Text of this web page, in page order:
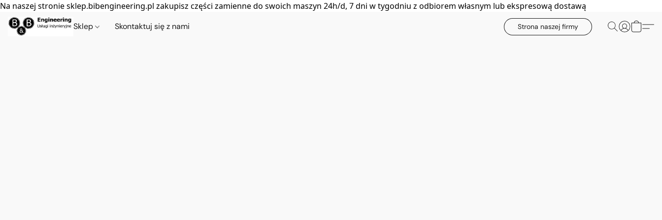
Na naszej stronie sklep.bibengineering.pl zakupisz części zamienne do swoich maszyn 24h/d, 7 dni w tygodniu z odbiorem własnym lub ekspresową dostawą
Sklep Skontaktuj się z nami Strona naszej firmy